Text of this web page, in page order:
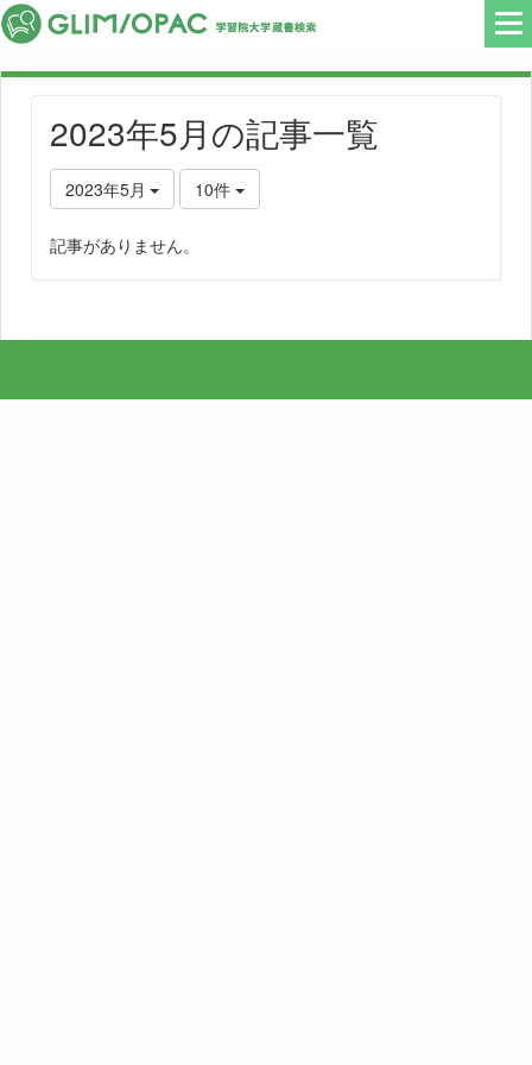
2023年5月の記事一覧
2023年5月 10件
記事がありません。